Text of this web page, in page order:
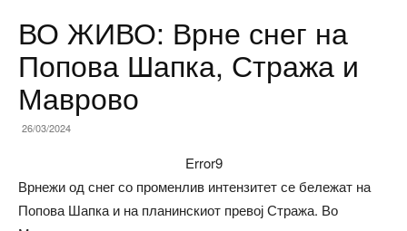
ВО ЖИВО: Врне снег на
Попова Шапка, Стража и
Маврово
26/03/2024
Error9
Врнежи од снег со променлив интензитет се бележат на
Попова Шапка и на планинскиот превој Стража. Во